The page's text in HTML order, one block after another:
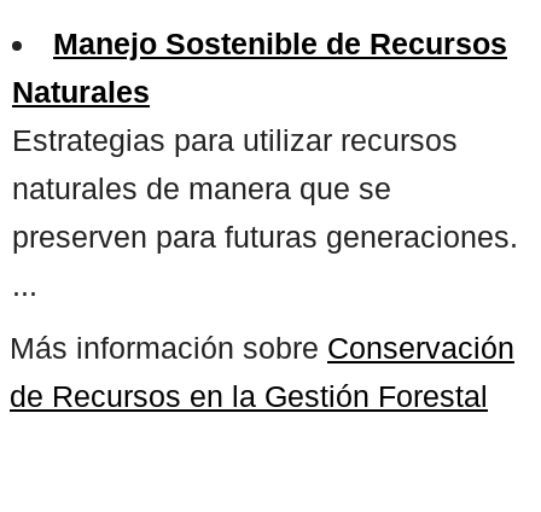
Manejo Sostenible de Recursos
Naturales
Estrategias para utilizar recursos
naturales de manera que se
preserven para futuras generaciones.
...
Más información sobre Conservación
de Recursos en la Gestión Forestal